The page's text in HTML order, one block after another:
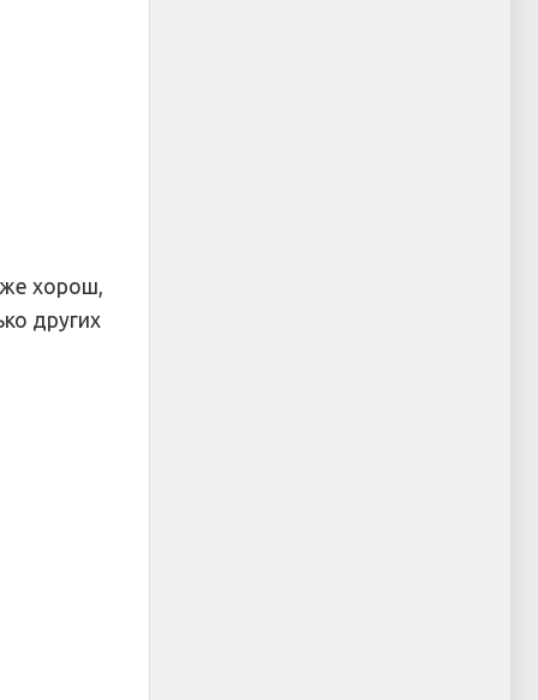
хорош,
других